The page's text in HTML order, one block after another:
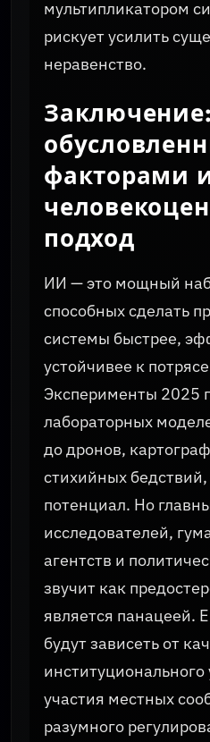
мультипликатором
рискует усилить
неравенство.
факторами
подход
ИИ — это мощный
способных сделать
системы быстрее,
устойчивее к
Эксперименты 2025
лабораторных
до дронов,
стихийных
потенциал. Но
исследователей,
агентств и
звучит как
является панацеей.
будут зависеть от
институционального
участия местных
разумного